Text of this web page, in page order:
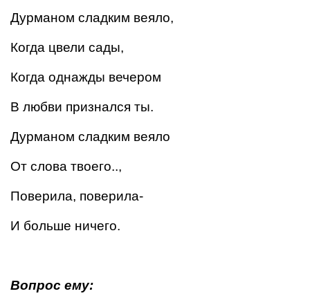
Дурманом сладким веяло,
Когда цвели сады,
Когда однажды вечером
В любви признался ты.
Дурманом сладким веяло
От слова твоего..,
Поверила, поверила-
И больше ничего.
Вопрос ему: